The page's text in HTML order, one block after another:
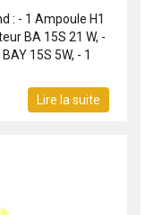
: - 1 Ampoule H1
BA 15S 21 W, -
15S 5W, - 1
Lire la suite